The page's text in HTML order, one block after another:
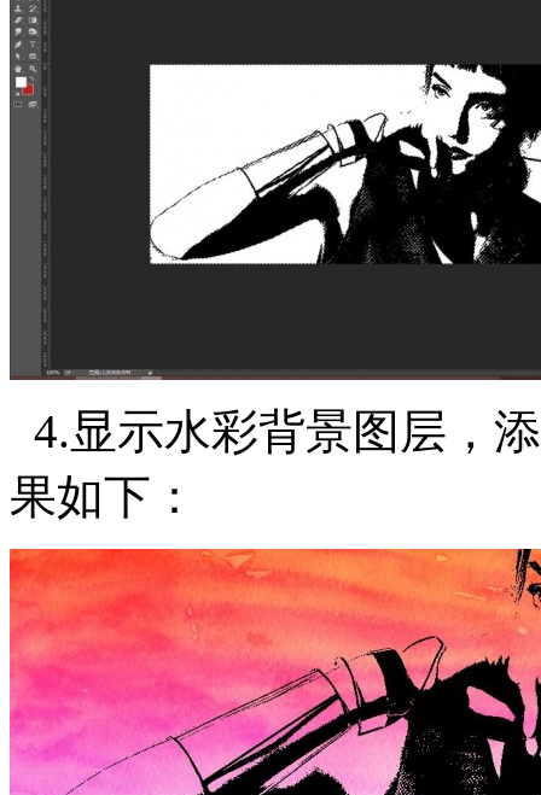
4.显示水彩背景图层，
果如下：